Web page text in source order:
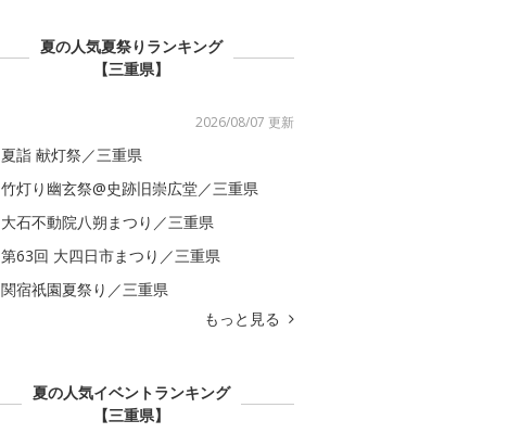
夏の人気夏祭りランキング
【三重県】
2026/08/07 更新
夏詣 献灯祭／三重県
竹灯り幽玄祭@史跡旧崇広堂／三重県
大石不動院八朔まつり／三重県
第63回 大四日市まつり／三重県
関宿祇園夏祭り／三重県
もっと見る
夏の人気イベントランキング
【三重県】